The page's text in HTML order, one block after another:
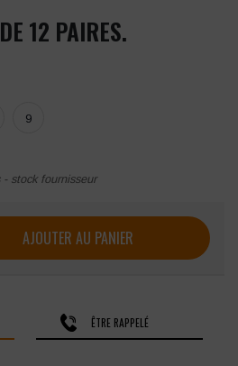
12 PAIRES.
9
- stock fournisseur
SKILL N2 enduit nitrile sur
AJOUTER AU PANIER
ÊTRE RAPPELÉ